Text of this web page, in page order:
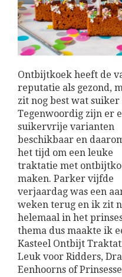
Ontbijtkoek heeft de
reputatie als gezond,
zit nog best wat suiker
Tegenwoordig zijn er
suikervrije varianten
beschikbaar en
het tijd om een leuke
traktatie met
maken. Parker vijfde
verjaardag was een
weken terug en ik zit
helemaal in het
thema dus maakte ik
Kasteel Ontbijt
Leuk voor Ridders,
Eenhoorns of